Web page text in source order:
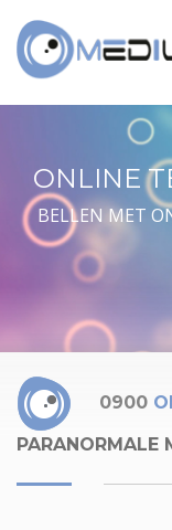
ONLINE
BELLEN MET
0900
PARANORMALE